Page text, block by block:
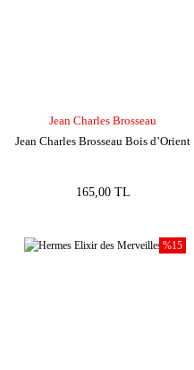
Jean Charles Brosseau
Jean Charles Brosseau Bois d’Orient
165,00 TL
%15